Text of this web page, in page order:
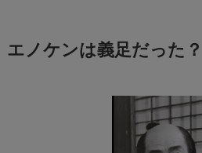
エノケンは義足だった？